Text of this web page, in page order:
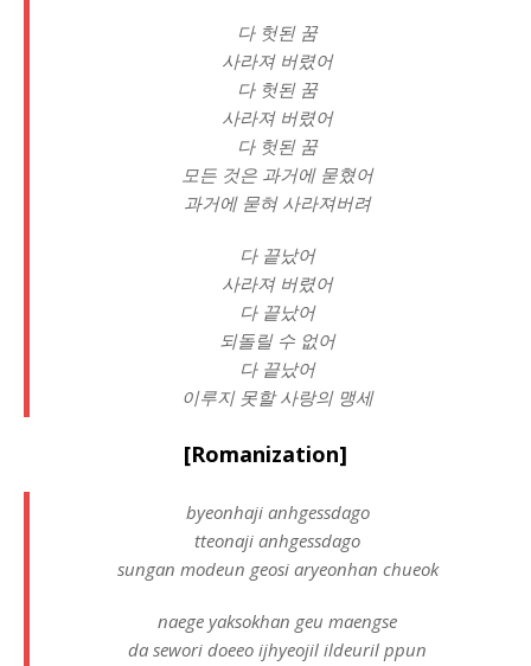
다 헛된 꿈
사라져 버렸어
다 헛된 꿈
사라져 버렸어
다 헛된 꿈
모든 것은 과거에 묻혔어
과거에 묻혀 사라져버려
다 끝났어
사라져 버렸어
다 끝났어
되돌릴 수 없어
다 끝났어
이루지 못할 사랑의 맹세
[Romanization]
byeonhaji anhgessdago
tteonaji anhgessdago
sungan modeun geosi aryeonhan chueok
naege yaksokhan geu maengse
da sewori doeeo ijhyeojil ildeuril ppun